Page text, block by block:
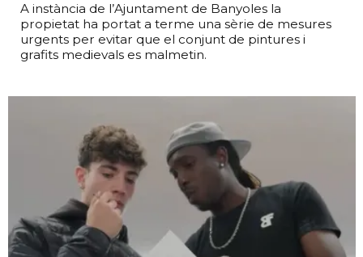
A instància de l’Ajuntament de Banyoles la
propietat ha portat a terme una sèrie de mesures
urgents per evitar que el conjunt de pintures i
grafits medievals es malmetin.